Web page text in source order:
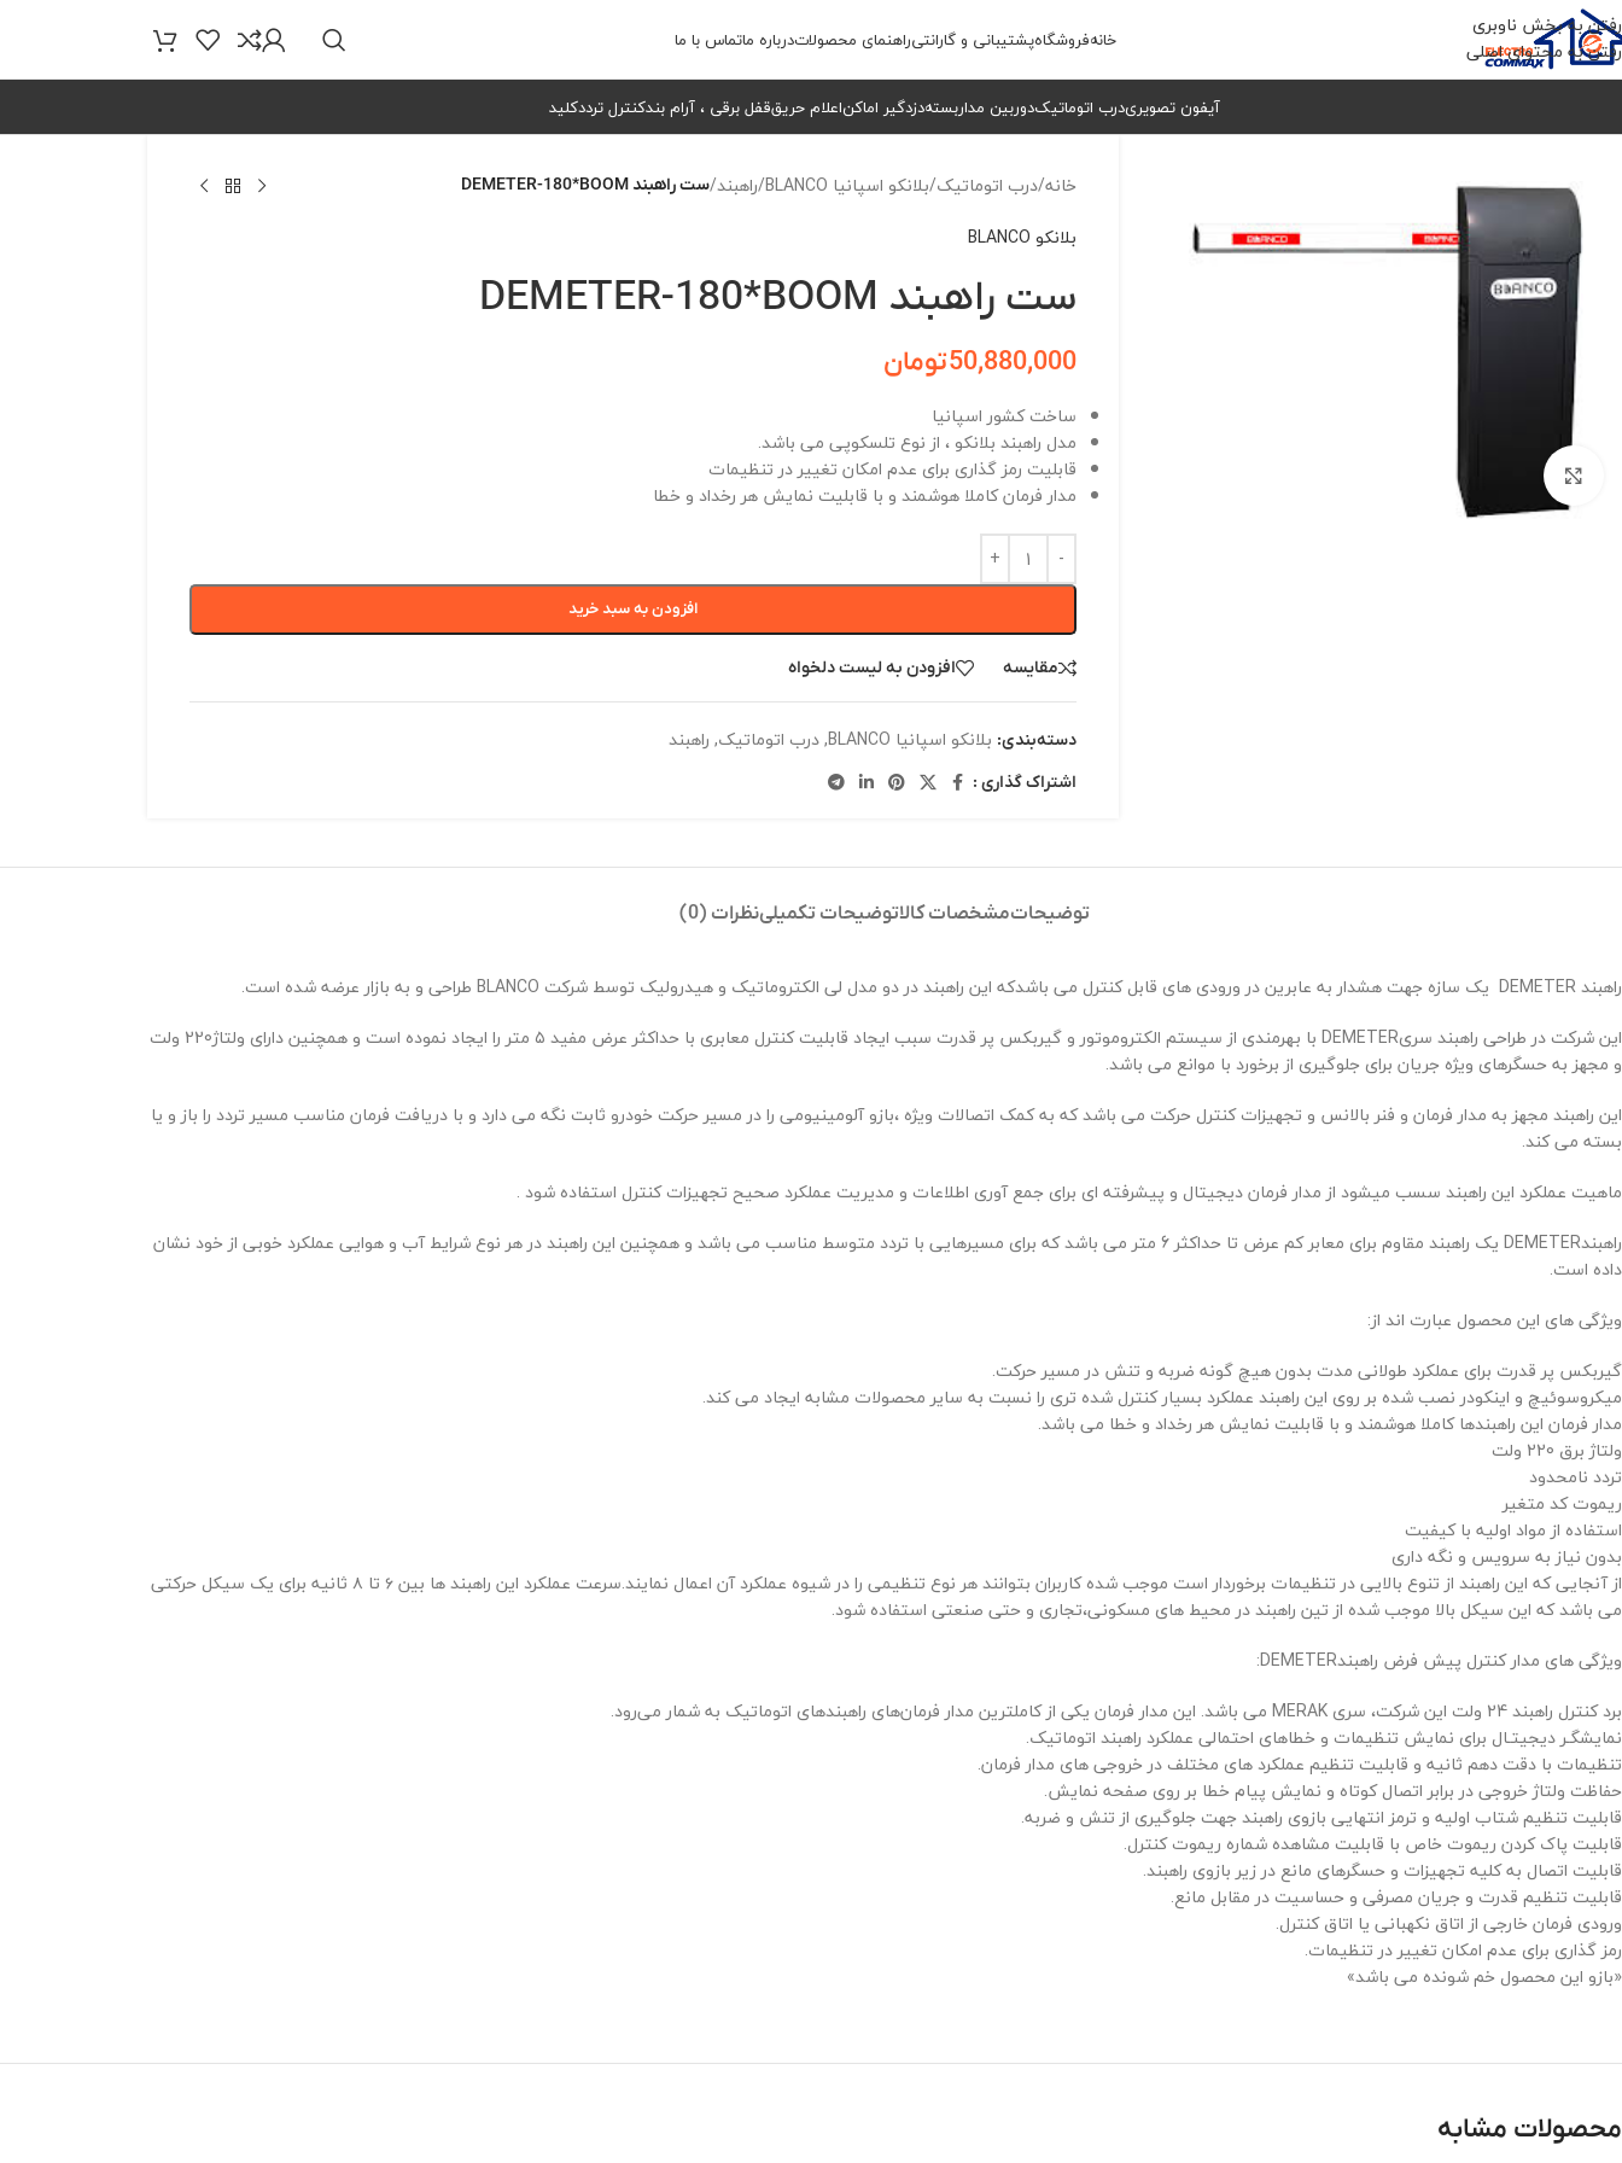
رفتن به بخش ناوبری
رفتن به محتوای اصلی
خانهفروشگاهپشتیبانی و گارانتیراهنمای محصولاتدرباره ماتماس با ما
آیفون تصویریدرب اتوماتیکدوربین مداربستهدزدگیر اماکناعلام حریققفل برقی ، آرام بندکنترل ترددکلید
برای بزرگنمایی کلیک کنید
خانه/درب اتوماتیک/بلانکو اسپانیا BLANCO /راهبند/ست راهبند DEMETER-180*BOOM
بلانکو BLANCO
ست راهبند DEMETER-180*BOOM
50,880,000تومان
ساخت کشور اسپانیا
مدل راهبند بلانکو ، از نوع تلسکوپی می باشد.
قابلیت رمز گذاری برای عدم امکان تغییر در تنظیمات
مدار فرمان کاملا هوشمند و با قابلیت نمایش هر رخداد و خطا
افزودن به سبد خرید
مقایسه افزودن به لیست دلخواه
دسته‌بندی: بلانکو اسپانیا BLANCO ,درب اتوماتیک, راهبند
اشتراک گذاری :
توضیحاتمشخصات کالاتوضیحات تکمیلینظرات (0)
راهبند DEMETER یک سازه جهت هشدار به عابرین در ورودی های قابل کنترل می باشدکه این راهبند در دو مدل لی الکتروماتیک و هیدرولیک توسط شرکت BLANCO طراحی و به بازار عرضه شده است.
این شرکت در طراحی راهبند سریDEMETER با بهرمندی از سیستم الکتروموتور و گیربکس پر قدرت سبب ایجاد قابلیت کنترل معابری با حداکثر عرض مفید ۵ متر را ایجاد نموده است و همچنین دارای ولتاژ220 ولت
و مجهز به حسگرهای ویژه جریان برای جلوگیری از برخورد با موانع می باشد.
این راهبند مجهز به مدار فرمان و فنر بالانس و تجهیزات کنترل حرکت می باشد که به کمک اتصالات ویژه ،بازو آلومینیومی را در مسیر حرکت خودرو ثابت نگه می دارد و با دریافت فرمان مناسب مسیر تردد را باز و یا
بسته می کند.
ماهیت عملکرد این راهبند سسب میشود از مدار فرمان دیجیتال و پیشرفته ای برای جمع آوری اطلاعات و مدیریت عملکرد صحیح تجهیزات کنترل استفاده شود .
راهبندDEMETER یک راهبند مقاوم برای معابر کم عرض تا حداکثر 6 متر می باشد که برای مسیرهایی با تردد متوسط مناسب می باشد و همچنین این راهبند در هر نوع شرایط آب و هوایی عملکرد خوبی از خود نشان
داده است.
ویژگی های این محصول عبارت اند از:
گیربکس پر قدرت برای عملکرد طولانی مدت بدون هیچ گونه ضربه و تنش در مسیر حرکت.
میکروسوئیچ و اینکودر نصب شده بر روی این راهبند عملکرد بسیار کنترل شده تری را نسبت به سایر محصولات مشابه ایجاد می کند.
مدار فرمان این راهبندها کاملا هوشمند و با قابلیت نمایش هر رخداد و خطا می باشد.
ولتاژ برق 220 ولت
تردد نامحدود
ریموت کد متغیر
استفاده از مواد اولیه با کیفیت
بدون نیاز به سرویس و نگه داری
از آنجایی که این راهبند از تنوع بالایی در تنظیمات برخوردار است موجب شده کاربران بتوانند هر نوع تنظیمی را در شیوه عملکرد آن اعمال نمایند.سرعت عملکرد این راهبند ها بین ۶ تا ۸ ثانیه برای یک سیکل حرکتی
می باشد که این سیکل بالا موجب شده از تین راهبند در محیط های مسکونی،تجاری و حتی صنعتی استفاده شود.
ویژگی های مدار کنترل پیش فرض راهبندDEMETER:
برد کنترل راهبند 24 ولت این شرکت، سری MERAK می باشد. این مدار فرمان یکی از کاملترین مدار فرمان‌های راهبندهای اتوماتیک به شمار می‌رود.
نمایشگـر دیجیتـال برای نمایش تنظیمات و خطاهای احتمالی عملکرد راهبند اتوماتیک.
تنظیمات با دقت دهم ثانیه و قابلیت تنظیم عملکرد های مختلف در خروجی های مدار فرمان.
حفاظت ولتاژ خروجی در برابر اتصال کوتاه و نمایش پیام خطا بر روی صفحه نمایش.
قابلیت تنظیم شتاب اولیه و ترمز انتهایی بازوی راهبند جهت جلوگیری از تنش و ضربه.
قابلیت پاک کردن ریموت خاص با قابلیت مشاهده شماره ریموت کنترل.
قابلیت اتصال به کلیه تجهیزات و حسگرهای مانع در زیر بازوی راهبند.
قابلیت تنظیم قدرت و جریان مصرفی و حساسیت در مقابل مانع.
ورودی فرمان خارجی از اتاق نکهبانی یا اتاق کنترل.
رمز گذاری برای عدم امکان تغییر در تنظیمات.
«بازو این محصول خم شونده می باشد»
محصولات مشابه